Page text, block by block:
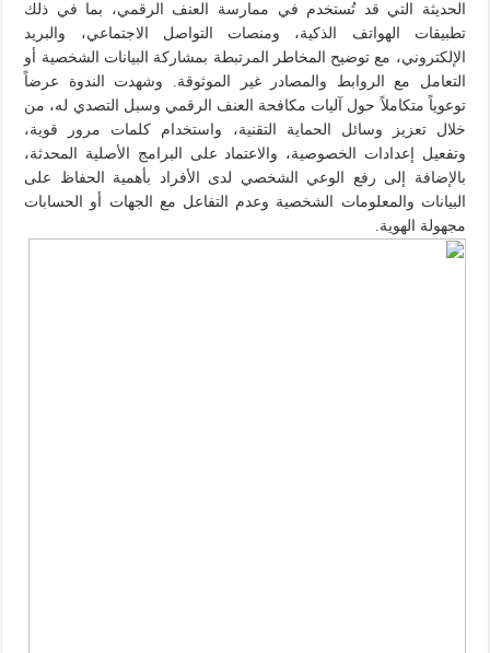
الحديثة التي قد تُستخدم في ممارسة العنف الرقمي، بما في ذلك
تطبيقات الهواتف الذكية، ومنصات التواصل الاجتماعي، والبريد
الإلكتروني، مع توضيح المخاطر المرتبطة بمشاركة البيانات الشخصية أو
التعامل مع الروابط والمصادر غير الموثوقة. وشهدت الندوة عرضاً
توعوياً متكاملاً حول آليات مكافحة العنف الرقمي وسبل التصدي له، من
خلال تعزيز وسائل الحماية التقنية، واستخدام كلمات مرور قوية،
وتفعيل إعدادات الخصوصية، والاعتماد على البرامج الأصلية المحدثة،
بالإضافة إلى رفع الوعي الشخصي لدى الأفراد بأهمية الحفاظ على
البيانات والمعلومات الشخصية وعدم التفاعل مع الجهات أو الحسابات
مجهولة الهوية.